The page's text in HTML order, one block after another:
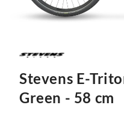
Mützen
Regenbekleidung
Schuhe
Touring
Kettenblätter
Laufräder
Lenker
Flaschen
Gepäckträger
Kettenschutz
Stevens E-
Green - 58 cm